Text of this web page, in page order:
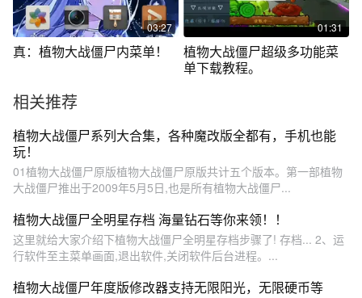
03:27
真：植物大战僵尸内菜单！
01:31
植物大战僵尸超级多功能菜
单下载教程。
相关推荐
植物大战僵尸系列大合集，各种魔改版全都有，手机也能
玩！
01植物大战僵尸原版植物大战僵尸原版共计五个版本。第一部植物
大战僵尸推出于2009年5月5日,也是所有植物大战僵尸...
植物大战僵尸全明星存档 海量钻石等你来领！！
这里就给大家介绍下植物大战僵尸全明星存档步骤了! 存档... 2、运
行软件至主菜单画面,退出软件,关闭软件后台进程。...
植物大战僵尸年度版修改器支持无限阳光，无限硬币等